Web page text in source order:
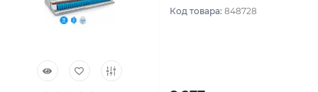
Код товара: 848728